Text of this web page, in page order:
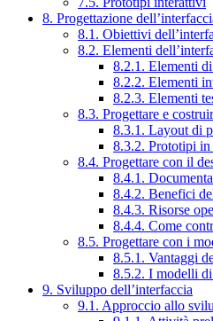
8. Progettazione
8.1. Obiettivi
8.2. Elementi
8.2.1. Elementi
8.2.2. Elementi
8.2.3. Elementi
8.3. Progettare e
8.3.1. Layout di
8.3.2. Prototipi in
8.4. Progettare con il
8.4.1.
8.4.2. Benefici
8.4.3. Risorse
8.4.4. Come
8.5. Progettare con i
8.5.1. Vantaggi
8.5.2. I modelli
9. Sviluppo dell’interfaccia
9.1. Approccio allo